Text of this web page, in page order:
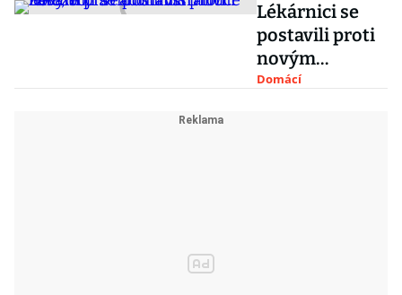
Lékárnici se
postavili proti
novým
pravidlům
Domácí